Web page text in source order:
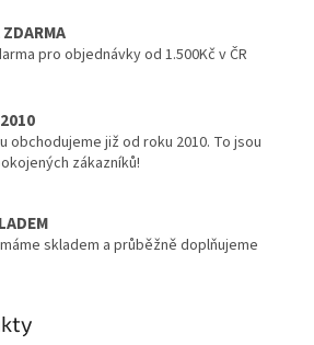
pro objednávky od 1.500Kč v ČR
obchodujeme již od roku 2010. To jsou
zákazníků!
skladem a průběžně doplňujeme